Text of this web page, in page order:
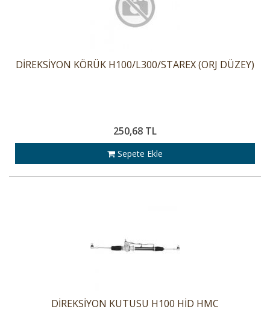
DİREKSİYON KÖRÜK H100/L300/STAREX (ORJ DÜZEY)
250,68 TL
Sepete Ekle
DİREKSİYON KUTUSU H100 HİD HMC